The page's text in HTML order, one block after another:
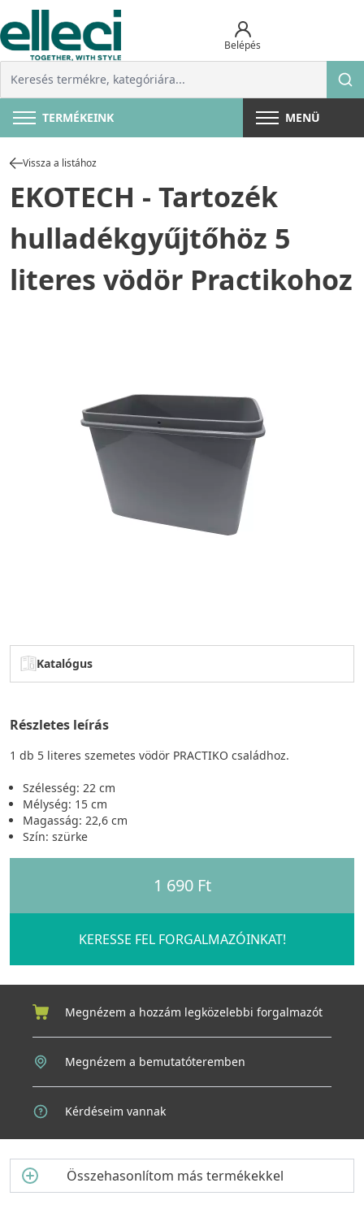
Belépés
TERMÉKEINK MENÜ
Vissza a listához
EKOTECH - Tartozék
hulladékgyűjtőhöz 5
literes vödör Practikohoz
Katalógus
Részletes leírás
1 db 5 literes szemetes vödör PRACTIKO családhoz.
Szélesség: 22 cm
Mélység: 15 cm
Magasság: 22,6 cm
Szín: szürke
1 690 Ft
KERESSE FEL FORGALMAZÓINKAT!
Megnézem a hozzám legközelebbi forgalmazót
Megnézem a bemutatóteremben
Kérdéseim vannak
Összehasonlítom más termékekkel